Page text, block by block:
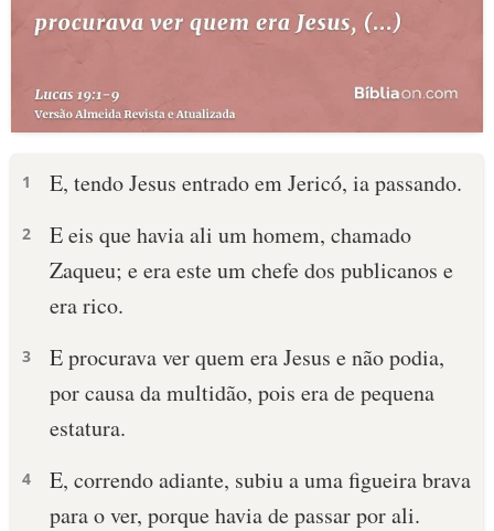
1 E, tendo Jesus entrado em Jericó, ia passando.
2
E eis que havia ali um homem, chamado
Zaqueu; e era este um chefe dos publicanos e
era rico.
3
E procurava ver quem era Jesus e não podia,
por causa da multidão, pois era de pequena
estatura.
4
E, correndo adiante, subiu a uma figueira brava
para o ver, porque havia de passar por ali.